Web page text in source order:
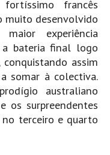
francês
muito desenvolvido
experiência
a bateria final logo
conquistando assim
somar à colectiva.
australiano
os surpreendentes
no terceiro e quarto